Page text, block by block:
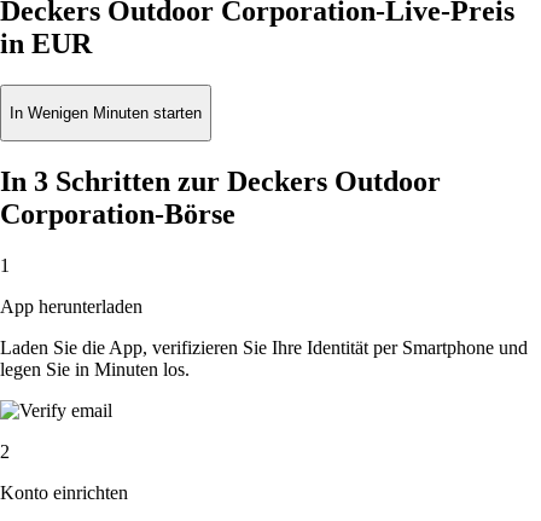
Deckers Outdoor Corporation-Live-Preis
in EUR
In Wenigen Minuten starten
In 3 Schritten zur Deckers Outdoor
Corporation-Börse
1
App herunterladen
Laden Sie die App, verifizieren Sie Ihre Identität per Smartphone und
legen Sie in Minuten los.
2
Konto einrichten